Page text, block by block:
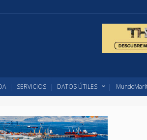
SERVICIOS DATOS ÚTILES